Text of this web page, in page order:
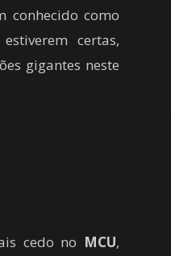
conhecido como
estiverem certas,
gigantes neste
cedo no MCU,